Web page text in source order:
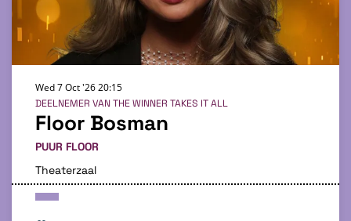
Floor Bosman
PUUR FLOOR
DEELNEMER VAN THE WINNER TAKES IT ALL
Wed 7 Oct '2620:15
Theaterzaal